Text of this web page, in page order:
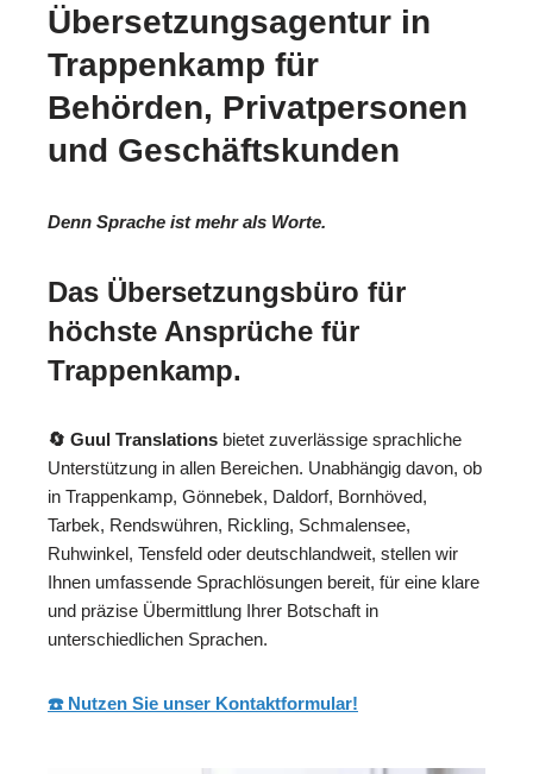
Übersetzungsagentur in
Trappenkamp für
Behörden, Privatpersonen
und Geschäftskunden
Denn Sprache ist mehr als Worte.
Das Übersetzungsbüro für
höchste Ansprüche für
Trappenkamp.
🔄 Guul Translations bietet zuverlässige sprachliche
Unterstützung in allen Bereichen. Unabhängig davon, ob
in Trappenkamp, Gönnebek, Daldorf, Bornhöved,
Tarbek, Rendswühren, Rickling, Schmalensee,
Ruhwinkel, Tensfeld oder deutschlandweit, stellen wir
Ihnen umfassende Sprachlösungen bereit, für eine klare
und präzise Übermittlung Ihrer Botschaft in
unterschiedlichen Sprachen.
☎️ Nutzen Sie unser Kontaktformular!